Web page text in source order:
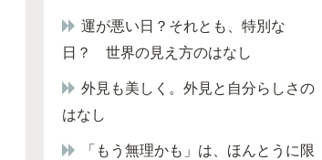
運が悪い日？それとも、特別な
日？ 世界の見え方のはなし
外見も美しく。外見と自分らしさの
はなし
「もう無理かも」は、ほんとうに限